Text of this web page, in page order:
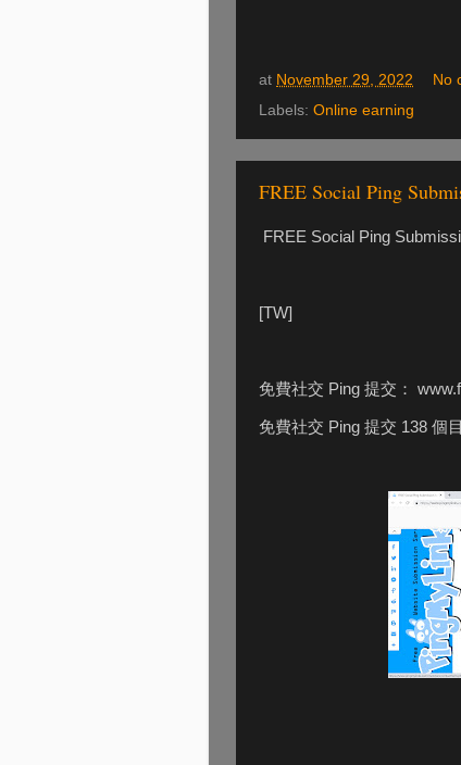
at November 29, 2022
No
Labels: Online earning
FREE Social Ping
FREE Social Ping
[TW]
免費社交 Ping 提交：
免費社交 Ping 提交 138 個